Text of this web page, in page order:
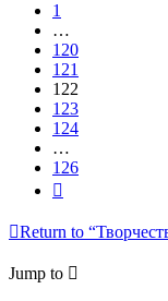
1
…
120
121
122
123
124
…
126
Return to
Jump to